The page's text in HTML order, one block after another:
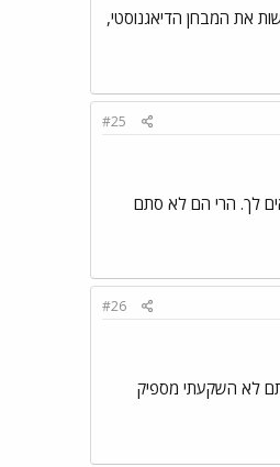
לבוא אליהם, לעשות את המבחן הדיאגנוסטי,
#25
לך. הרי הם לא סתם
#26
לא השקעתי מספיק